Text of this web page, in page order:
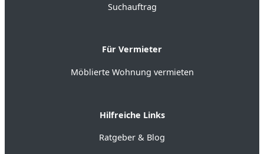
Suchauftrag
Für Vermieter
Möblierte Wohnung vermieten
Hilfreiche Links
Ratgeber & Blog